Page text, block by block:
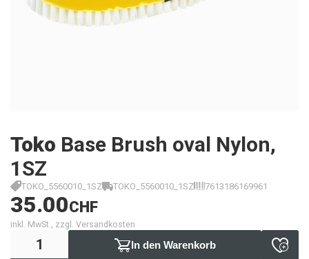
Toko Base Brush oval Nylon,
1SZ
TOKO_5560010_1SZ TOKO_5560010_1SZ 7613186169961
35.00CHF
inkl. MwSt., zzgl. Versandkosten
In den Warenkorb